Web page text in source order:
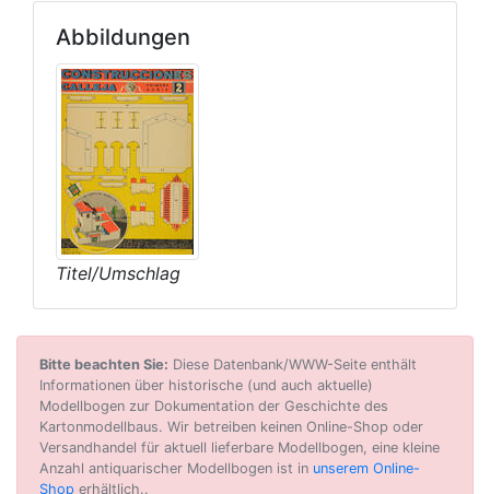
Abbildungen
Titel/Umschlag
Bitte beachten Sie: Diese Datenbank/WWW-Seite enthält
Informationen über historische (und auch aktuelle)
Modellbogen zur Dokumentation der Geschichte des
Kartonmodellbaus. Wir betreiben keinen Online-Shop oder
Versandhandel für aktuell lieferbare Modellbogen, eine kleine
Anzahl antiquarischer Modellbogen ist in unserem Online-
Shop erhältlich..